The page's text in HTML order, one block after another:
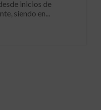
inicios de
siendo en...